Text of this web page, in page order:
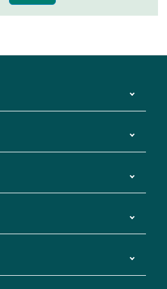
時刻表
法
バスロケーションシステム
浜・東京・埼玉
屋
屋
について